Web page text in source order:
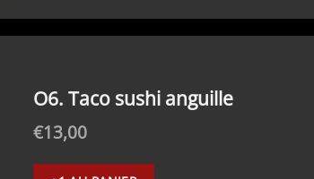
O6. Taco sushi anguille
€13,00